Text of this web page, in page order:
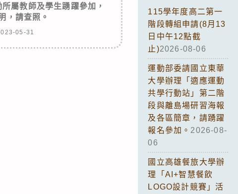
屬教師及學生踴躍參加，
，請查照。
05-31
115學年度高二第一
階段轉組申請(8月13
日中午12點截
止)2026-08-06
運動部委請國立東華
大學辦理「適應運動
共學行動站」第二階
段與離島場研習海報
及各區簡章，請踴躍
報名參加。 2026-08-
06
國立高雄餐旅大學辦
理「AI+智慧餐飲
LOGO設計競賽」活